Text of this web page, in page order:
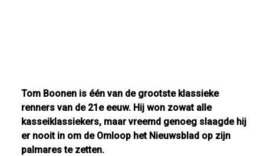
Tom Boonen is één van de grootste klassieke
renners van de 21e eeuw. Hij won zowat alle
kasseiklassiekers, maar vreemd genoeg slaagde hij
er nooit in om de Omloop het Nieuwsblad op zijn
palmares te zetten.